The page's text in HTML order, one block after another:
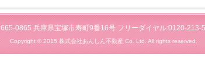
665-0865 兵庫県宝塚市寿町9番16号 フリーダイヤル:0120-213-
Copyright © 2015 株式会社あんしん不動産 Co. Ltd. All rights reserved.